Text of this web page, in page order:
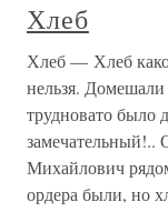
Хлеб
Хлеб — Хлеб
нельзя.
трудновато было
замечательный!..
Михайлович
ордера были, но